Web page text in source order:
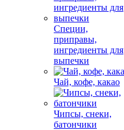
Специи,
приправы,
ингредиенты для
выпечки
Чай, кофе, какао
Чипсы, снеки,
батончики